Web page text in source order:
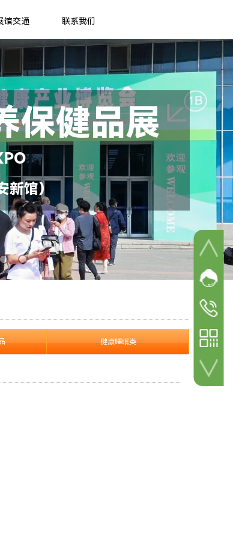
馆交通 联系我们
保健品展
馆）
健康睡眠类
网站客
参观咨询
参展咨询